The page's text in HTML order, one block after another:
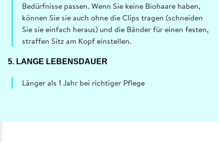
Bedürfnisse passen. Wenn Sie keine Biohaare haben,
können Sie sie auch ohne die Clips tragen (schneiden
Sie sie einfach heraus) und die Bänder für einen festen,
straffen Sitz am Kopf einstellen.
5. LANGE LEBENSDAUER
Länger als 1 Jahr bei richtiger Pflege